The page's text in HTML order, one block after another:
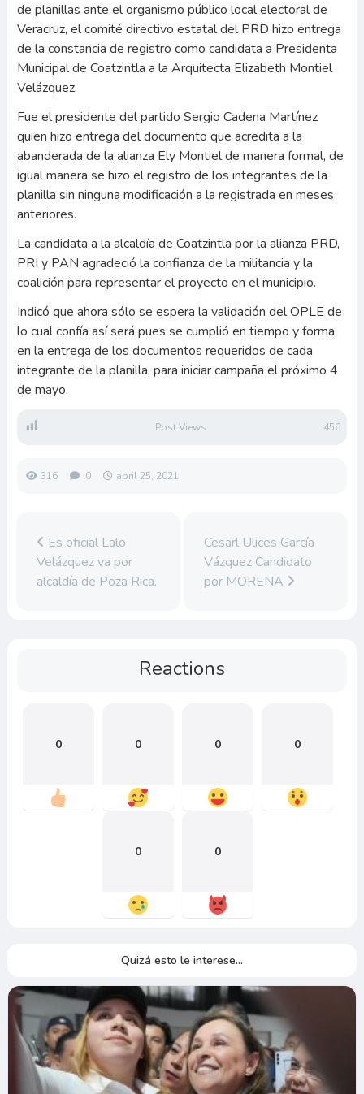
de planillas ante el organismo público local electoral de
Veracruz, el comité directivo estatal del PRD hizo entrega
de la constancia de registro como candidata a Presidenta
Municipal de Coatzintla a la Arquitecta Elizabeth Montiel
Velázquez.
Fue el presidente del partido Sergio Cadena Martínez
quien hizo entrega del documento que acredita a la
abanderada de la alianza Ely Montiel de manera formal, de
igual manera se hizo el registro de los integrantes de la
planilla sin ninguna modificación a la registrada en meses
anteriores.
La candidata a la alcaldía de Coatzintla por la alianza PRD,
PRI y PAN agradeció la confianza de la militancia y la
coalición para representar el proyecto en el municipio.
Indicó que ahora sólo se espera la validación del OPLE de
lo cual confía así será pues se cumplió en tiempo y forma
en la entrega de los documentos requeridos de cada
integrante de la planilla, para iniciar campaña el próximo 4
de mayo.
Post Views: 456
316 0 abril 25, 2021
Es oficial Lalo
Velázquez va por
alcaldía de Poza Rica.
Cesarl Ulices García
Vázquez Candidato
por MORENA
Reactions
0 0 0 0
0 0
Quizá esto le interese...